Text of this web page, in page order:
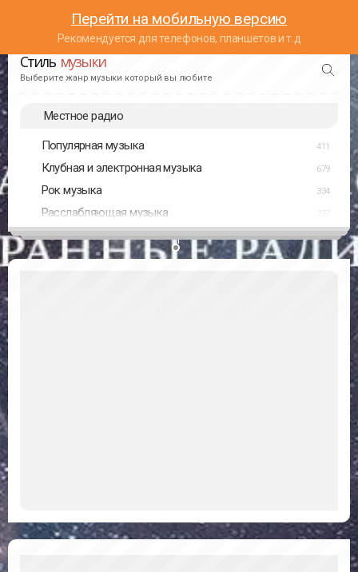
Перейти на мобильную версию
Рекомендуется для телефонов, планшетов и т.д
Стиль музыки
Выберите жанр музыки который вы любите
Местное радио
Популярная музыка 411
Клубная и электронная музыка 679
Рок музыка 334
Расслабляющая музыка